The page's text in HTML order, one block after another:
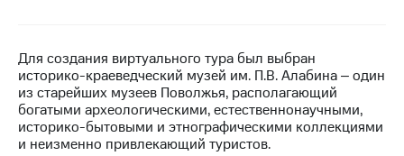
в
регионе
и акционерам
Корпоративное
управление
Для создания виртуального тура был выбран
историко-краеведческий музей им. П.В. Алабина ‒ один
из старейших музеев Поволжья, располагающий
богатыми археологическими, естественнонаучными,
историко-бытовыми и этнографическими коллекциями
и неизменно привлекающий туристов.